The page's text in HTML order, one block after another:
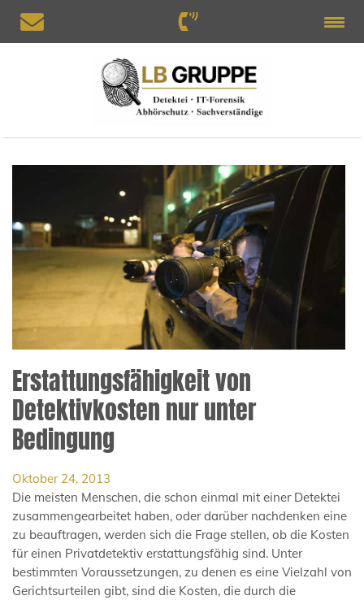
Erstattungsfähigkeit von
Detektivkosten nur unter
Bedingung
Oktober 24, 2013
Die meisten Menschen, die schon einmal mit einer Detektei
zusammengearbeitet haben, oder darüber nachdenken eine
zu beauftragen, werden sich die Frage stellen, ob die Kosten
für einen Privatdetektiv erstattungsfähig sind. Unter
bestimmten Voraussetzungen, zu denen es eine Vielzahl von
Gerichtsurteilen gibt, sind die Kosten, die durch die